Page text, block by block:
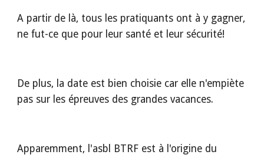
A partir de là, tous les pratiquants ont à y gagner,
ne fut-ce que pour leur santé et leur sécurité!
De plus, la date est bien choisie car elle n'empiète
pas sur les épreuves des grandes vacances.
Apparemment, l'asbl BTRF est à l'origine du